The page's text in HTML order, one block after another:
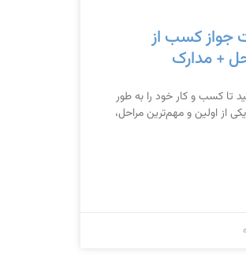
جواز کسب از
+ مدارک
تا کسب و کار خود را به طور
یکی از اولین و مهم‌ترین مراحل،